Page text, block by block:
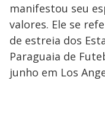
manifestou seu
valores. Ele se
de estreia dos
Paraguaia de
junho em Los